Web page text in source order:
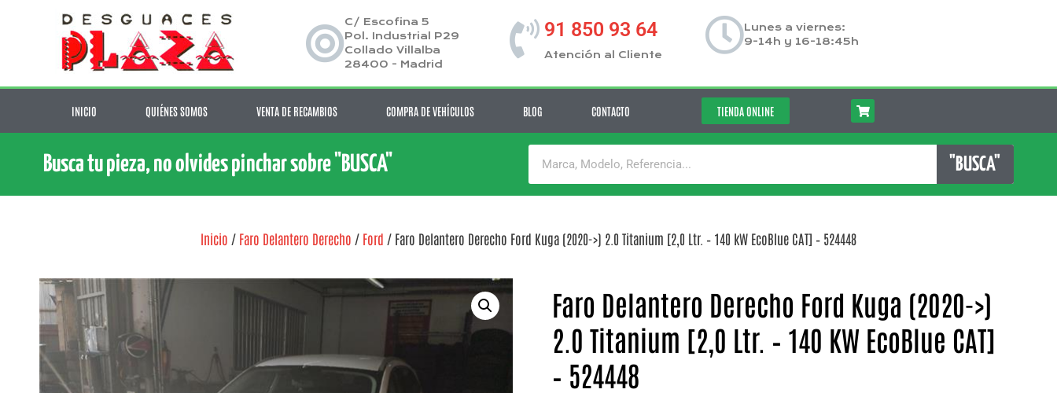
C/ Escofina 5
Pol. Industrial P29
Collado Villalba
28400 - Madrid
91 850 93 64
Atención al Cliente
Lunes a viernes:
9-14h y 16-18:45h
INICIO QUIÉNES SOMOS VENTA DE RECAMBIOS COMPRA DE VEHÍCULOS BLOG CONTACTO TIENDA ONLINE
Busca tu pieza, no olvides pinchar sobre "BUSCA" "BUSCA"
Inicio / Faro Delantero Derecho / Ford / Faro Delantero Derecho Ford Kuga (2020->) 2.0 Titanium [2,0 Ltr. – 140 kW EcoBlue CAT] – 524448
Faro Delantero Derecho Ford Kuga (2020->)
2.0 Titanium [2,0 Ltr. – 140 KW EcoBlue CAT]
– 524448